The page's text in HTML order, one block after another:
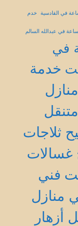
في القادسية خدم
في عبدالله السالم
في
خدمة
ثلاجات
غسالات
فني
منازل
أزهار